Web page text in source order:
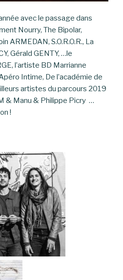
avec le passage dans
Nourry, The Bipolar,
ARMEDAN, S.O.R.O.R., La
Gérald GENTY, …le
l’artiste BD Marrianne
Intime, De l’académie de
artistes du parcours 2019
& Manu & Philippe Picry …
!